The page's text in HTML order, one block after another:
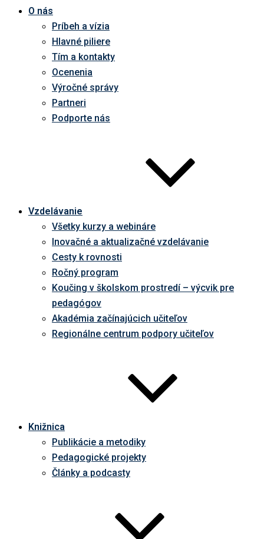
O nás
Príbeh a vízia
Hlavné piliere
Tím a kontakty
Ocenenia
Výročné správy
Partneri
Podporte nás
Vzdelávanie
Všetky kurzy a webináre
Inovačné a aktualizačné vzdelávanie
Cesty k rovnosti
Ročný program
Koučing v školskom prostredí – výcvik pre
pedagógov
Akadémia začínajúcich učiteľov
Regionálne centrum podpory učiteľov
Knižnica
Publikácie a metodiky
Pedagogické projekty
Články a podcasty